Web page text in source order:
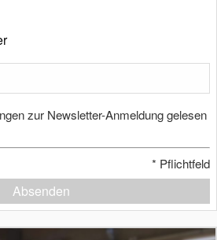
zur Newsletter-Anmeldung gelesen
* Pflichtfeld
Absenden